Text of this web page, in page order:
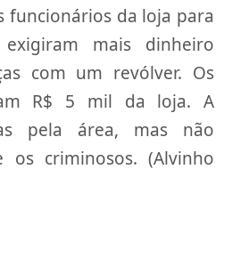
funcionários da loja para
mais dinheiro
com um revólver. Os
R$ 5 mil da loja. A
pela área, mas não
os criminosos. (Alvinho